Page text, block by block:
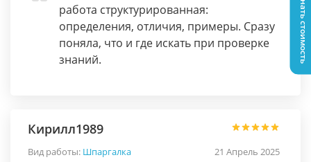
работа структурированная:
определения, отличия, примеры. Сразу
поняла, что и где искать при проверке
знаний.
Кирилл1989
Вид работы: Шпаргалка 21 Апрель 2025
Узнать стоимость